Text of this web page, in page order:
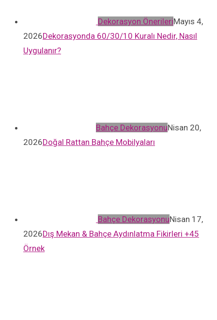
Dekorasyon ÖnerileriMayıs 4,
2026Dekorasyonda 60/30/10 Kuralı Nedir, Nasıl
Uygulanır?
Bahçe DekorasyonuNisan 20,
2026Doğal Rattan Bahçe Mobilyaları
Bahçe DekorasyonuNisan 17,
2026Dış Mekan & Bahçe Aydınlatma Fikirleri +45
Örnek